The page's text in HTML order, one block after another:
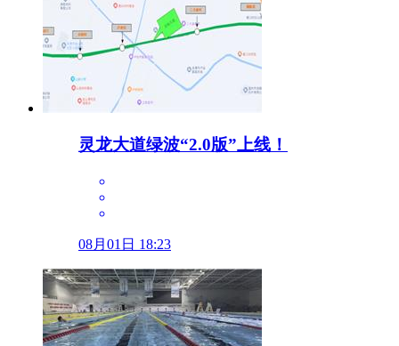
灵龙大道绿波“2.0版”上线！
08月01日 18:23